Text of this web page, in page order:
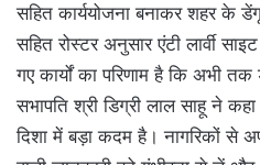
सहित कार्ययोजना बनाकर शहर के डेंगू
सहित रोस्टर अनुसार एंटी लार्वी
गए कार्यों का परिणाम है कि अभी
सभापति श्री डिग्री लाल साहू ने
दिशा में बड़ा कदम है। नागरिकों से